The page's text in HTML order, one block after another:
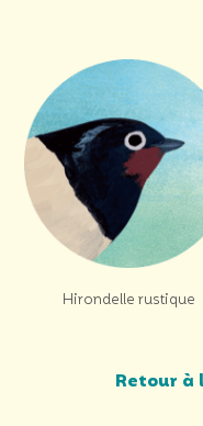
Hirondelle rustique
Retour à